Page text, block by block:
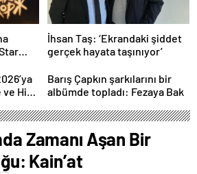
İhsan Taş: ‘Ekrandaki şiddet
gerçek hayata taşınıyor’
ve Hit
Barış Çapkın şarkılarını bir
albümde topladı: Fezaya Bak
Zamanı Aşan Bir
Kain’at